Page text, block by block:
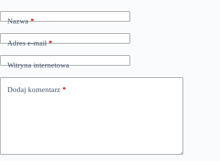
Nazwa*
Adres e-mail*
Witryna internetowa
Dodaj komentarz *